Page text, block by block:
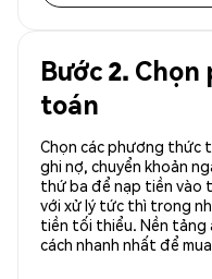
Bước 2.
toán
Chọn các phương thức
ghi nợ, chuyển khoản
thứ ba để nạp tiền vào
với xử lý tức thì trong
tiền tối thiểu. Nền tảng
cách nhanh nhất để